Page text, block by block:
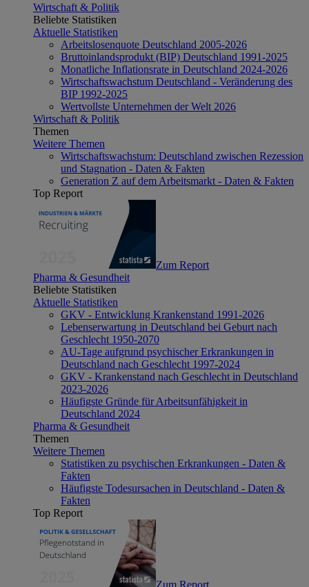
Wirtschaft & Politik
Beliebte Statistiken
Aktuelle Statistiken
Arbeitslosenquote Deutschland 2005-2026
Bruttoinlandsprodukt (BIP) Deutschland 1991-2025
Monatliche Inflationsrate in Deutschland 2024-2026
Wirtschaftswachstum Deutschland - Veränderung des
BIP 1992-2025
Wertvollste Unternehmen der Welt 2026
Wirtschaft & Politik
Themen
Weitere Themen
Wirtschaftswachstum: Deutschland zwischen Rezession
und Stagnation - Daten & Fakten
Generation Z auf dem Arbeitsmarkt - Daten & Fakten
Top Report
Zum Report
Pharma & Gesundheit
Beliebte Statistiken
Aktuelle Statistiken
GKV - Entwicklung Krankenstand 1991-2026
Lebenserwartung in Deutschland bei Geburt nach
Geschlecht 1950-2070
AU-Tage aufgrund psychischer Erkrankungen in
Deutschland nach Geschlecht 1997-2024
GKV - Krankenstand nach Geschlecht in Deutschland
2023-2026
Häufigste Gründe für Arbeitsunfähigkeit in
Deutschland 2024
Pharma & Gesundheit
Themen
Weitere Themen
Statistiken zu psychischen Erkrankungen - Daten &
Fakten
Häufigste Todesursachen in Deutschland - Daten &
Fakten
Top Report
Zum Report